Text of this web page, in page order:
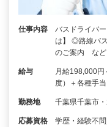
仕事内容
バスドライバ
は】 ◎路線バ
のご案内 など
給与
月給198,000
度）＋各種手
勤務地 千葉県千葉市
応募資格
学歴・経験不